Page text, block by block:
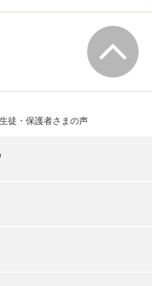
生徒・保護者さまの声